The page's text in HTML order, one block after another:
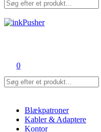
efter:
0
efter:
Blækpatroner
Kabler & Adaptere
Kontor